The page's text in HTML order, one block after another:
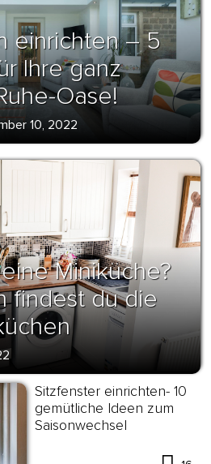
einrichten – 5
Ihre ganz
Oase!
10, 2022
Miniküche?
findest du die
Sitzfenster einrichten- 10
gemütliche Ideen zum
Saisonwechsel